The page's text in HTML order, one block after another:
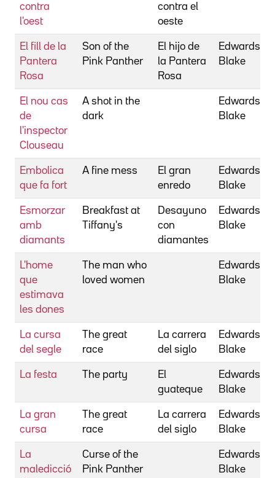
contra
l'oest
contra el
oeste
El fill de la
Pantera
Rosa
Son of the
Pink Panther
El hijo de
la Pantera
Rosa
Edwards,
Blake
El nou cas
de
l'inspector
Clouseau
A shot in the
dark
Edwards,
Blake
Embolica
que fa fort
A fine mess
El gran
enredo
Edwards,
Blake
Esmorzar
amb
diamants
Breakfast at
Tiffany's
Desayuno
con
diamantes
Edwards,
Blake
L'home
que
estimava
les dones
The man who
loved women
Edwards,
Blake
La cursa
del segle
The great
race
La carrera
del siglo
Edwards,
Blake
La festa The party
El
guateque
Edwards,
Blake
La gran
cursa
The great
race
La carrera
del siglo
Edwards,
Blake
La
maledicció
Curse of the
Pink Panther
Edwards,
Blake